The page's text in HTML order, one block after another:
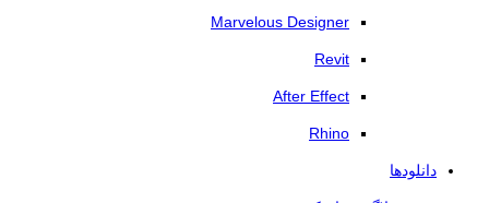
Marvelous Designer
Revit
After Effect
Rhino
دانلودها